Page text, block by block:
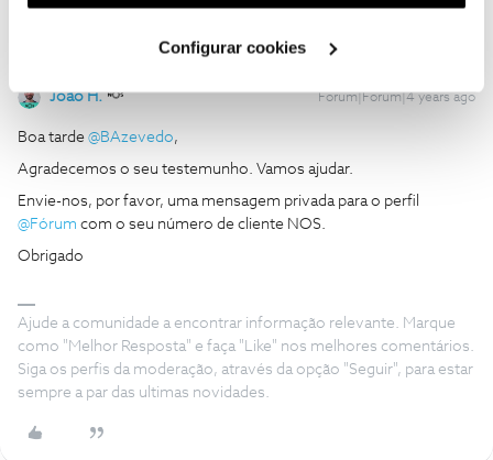
utilização dos cookies clicando em "Configurar
Configurar cookies
João H. Forum|Forum|4 years ago
Boa tarde @BAzevedo,
Agradecemos o seu testemunho. Vamos ajudar.
Envie-nos, por favor, uma mensagem privada para o perfil
@Fórum com o seu número de cliente NOS.
Obrigado
Ajude a comunidade a encontrar informação relevante. Marque
como "Melhor Resposta" e faça "Like" nos melhores comentários.
Siga os perfis da moderação, através da opção "Seguir", para estar
sempre a par das ultimas novidades.